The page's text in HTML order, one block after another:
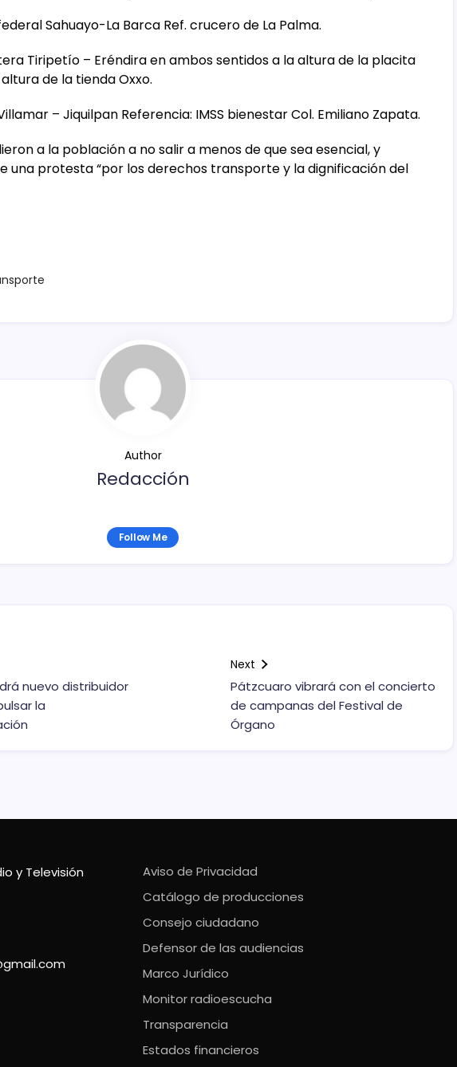
Sahuayo-La Barca Ref. crucero de La Palma.
Tiripetío – Eréndira en ambos sentidos a la altura de la placita
de la tienda Oxxo.
– Jiquilpan Referencia: IMSS bienestar Col. Emiliano Zapata.
a la población a no salir a menos de que sea esencial, y
una protesta “por los derechos transporte y la dignificación del
Author
Redacción
Follow Me
nuevo distribuidor
la
Next
Pátzcuaro vibrará con el concierto
de campanas del Festival de
Órgano
y Televisión
Aviso de Privacidad
Catálogo de producciones
Consejo ciudadano
Defensor de las audiencias
Marco Jurídico
Monitor radioescucha
Transparencia
Estados financieros